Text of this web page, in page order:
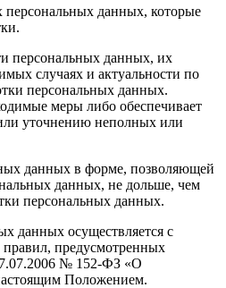
персональных данных, которые
персональных данных, их
случаях и актуальности по
персональных данных.
меры либо обеспечивает
уточнению неполных или
данных в форме, позволяющей
данных, не дольше, чем
персональных данных.
данных осуществляется с
предусмотренных
№ 152-ФЗ «О
Положением.